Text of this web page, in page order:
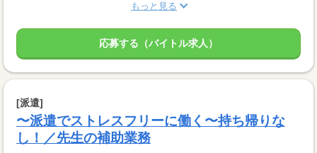
もっと見る
応募する（バイトル求人）
[派遣]
〜派遣でストレスフリーに働く〜持ち帰りな
し！／先生の補助業務